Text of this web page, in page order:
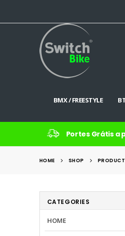
BMX / FREESTYLE
Portes Grátis a
HOME SHOP
CATEGORIES
HOME